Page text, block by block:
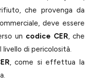
che provenga da
deve essere
un codice CER , che
di pericolosità.
, come si effettua la